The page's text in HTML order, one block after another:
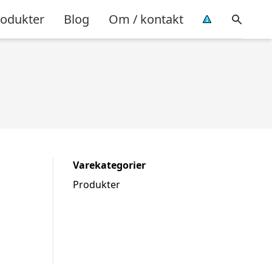
Blog Om / kontakt
Varekategorier
Produkter